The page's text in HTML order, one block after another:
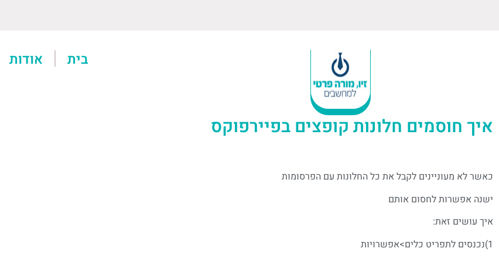
בית אודות
איך חוסמים חלונות קופצים בפיירפוקס
כאשר לא מעוניינים לקבל את כל החלונות עם הפרסומות
ישנה אפשרות לחסום אותם
איך עושים זאת:
1)נכנסים לתפריט כלים>אפשרויות